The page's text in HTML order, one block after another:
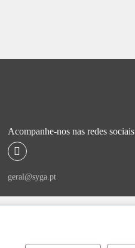
Acompanhe-nos nas redes sociais
geral@syga.pt